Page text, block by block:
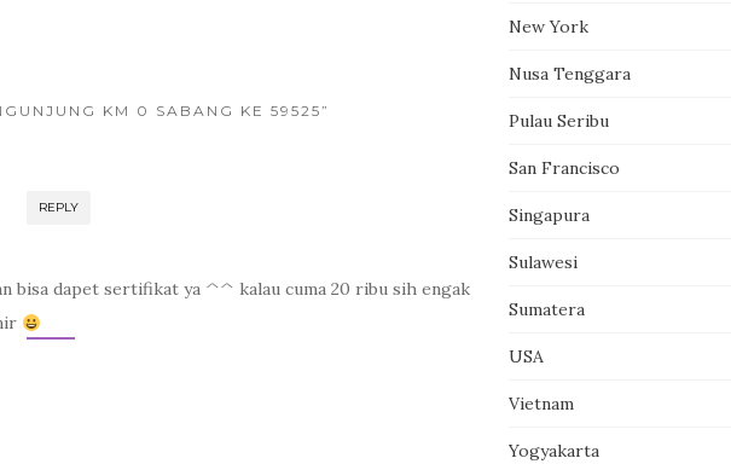
KM 0 SABANG KE 59525”
REPLY
bisa dapet sertifikat ya ^^ kalau cuma 20 ribu sih engak
New York
Nusa Tenggara
Pulau Seribu
San Francisco
Singapura
Sulawesi
Sumatera
USA
Vietnam
Yogyakarta